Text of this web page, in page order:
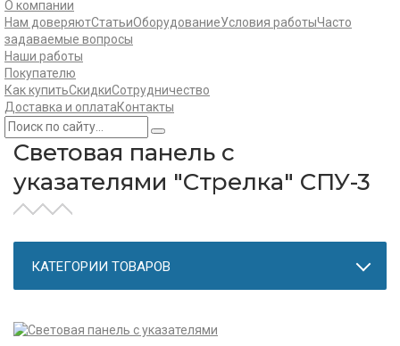
О компании
Нам доверяютСтатьиОборудованиеУсловия работыЧасто
задаваемые вопросы
Наши работы
Покупателю
Как купитьСкидкиСотрудничество
Доставка и оплатаКонтакты
Световая панель с
указателями "Стрелка" СПУ-3
КАТЕГОРИИ ТОВАРОВ